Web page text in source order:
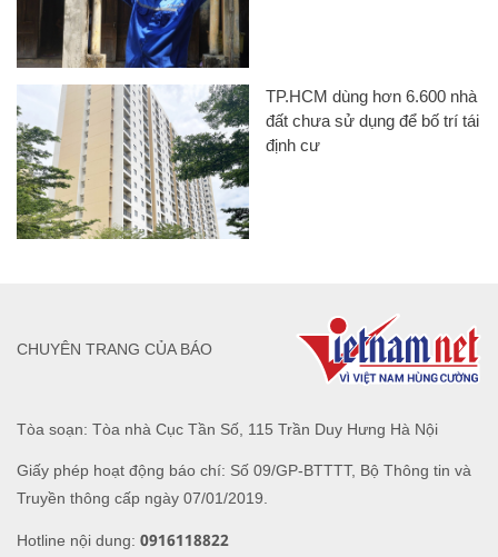
TP.HCM dùng hơn 6.600 nhà
đất chưa sử dụng để bố trí tái
định cư
Tòa soạn: Tòa nhà Cục Tần Số, 115 Trần Duy Hưng Hà Nội
Giấy phép hoạt động báo chí: Số 09/GP-BTTTT, Bộ Thông tin và
Truyền thông cấp ngày 07/01/2019.
Hotline nội dung: 0916118822
CHUYÊN TRANG CỦA BÁO